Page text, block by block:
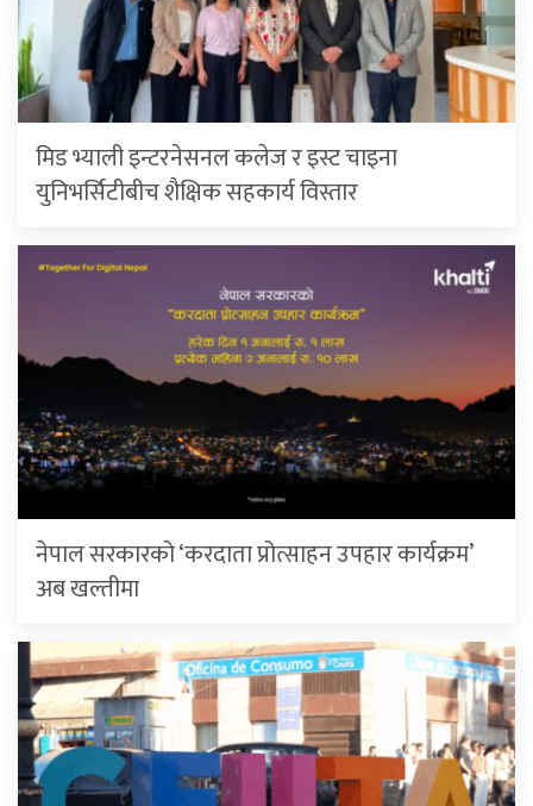
मिड भ्याली इन्टरनेसनल कलेज र इस्ट चाइना
युनिभर्सिटीबीच शैक्षिक सहकार्य विस्तार
नेपाल सरकारको ‘करदाता प्रोत्साहन उपहार कार्यक्रम’
अब खल्तीमा